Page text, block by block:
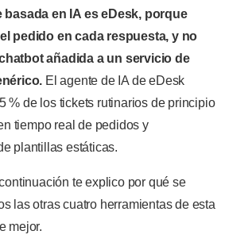
en IA es eDesk, porque
pedido en cada respuesta, y no
añadida a un servicio de
El agente de IA de eDesk
% de los tickets rutinarios de principio
tiempo real de pedidos y
plantillas estáticas.
te explico por qué se
las otras cuatro herramientas de esta
mejor.